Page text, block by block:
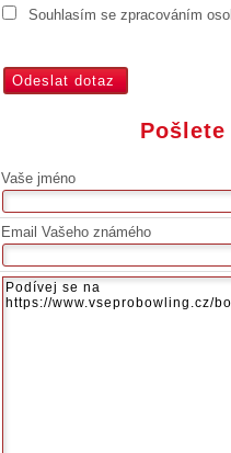
Souhlasím se zpracováním
Vaše jméno
Email Vašeho známého